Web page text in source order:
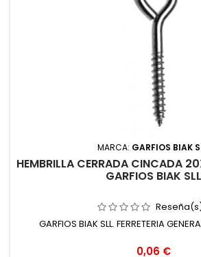
MARCA: GARFIOS BIAK
HEMBRILLA CERRADA CINCADA
GARFIOS BIAK SLL
GARFIOS BIAK SLL. FERRETERIA
Precio
0,06 €